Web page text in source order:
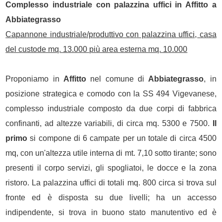
Complesso industriale con palazzina uffici in Affitto a
Abbiategrasso
Capannone industriale/produttivo con palazzina uffici, casa
del custode mq. 13.000 più area esterna mq. 10.000
Proponiamo in Affittonel comune di Abbiategrasso, in
posizione strategica e comodo con la SS 494 Vigevanese,
complesso industriale composto da due corpi di fabbrica
confinanti, ad altezze variabili, di circa mq. 5300 e 7500.
primo si compone di 6 campate per un totale di circa 4500
mq, con un'altezza utile interna di mt. 7,10 sotto tirante; sono
presenti il corpo servizi, gli spogliatoi, le docce e la zona
ristoro. La palazzina uffici di totali mq. 800 circa si trova sul
fronte ed è disposta su due livelli; ha un accesso
indipendente, si trova in buono stato manutentivo ed è